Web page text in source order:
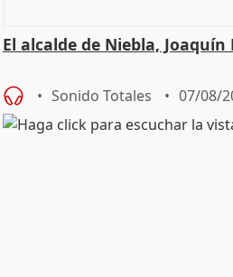
El alcalde de Niebla,
Sonido Totales 07/08/